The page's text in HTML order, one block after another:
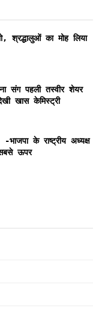
श्रद्धालुओं का मोह लिया
संग पहली तस्वीर शेयर
खास केमिस्ट्री
के राष्ट्रीय अध्यक्ष
ऊपर